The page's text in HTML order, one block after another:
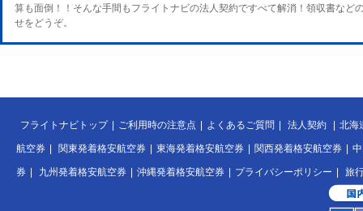
算も面倒！！そんな手間もフライトナビの法人契約ですべて解消！領収書など
せをどうぞ。
フライトナビトップ ご利用時の注意点 よくあるご質問 法人契約 北海
航空券 関東発着格安航空券 東海発着格安航空券 関西発着格安航空券
券 九州発着格安航空券 沖縄発着格安航空券 プライバシーポリシー 旅